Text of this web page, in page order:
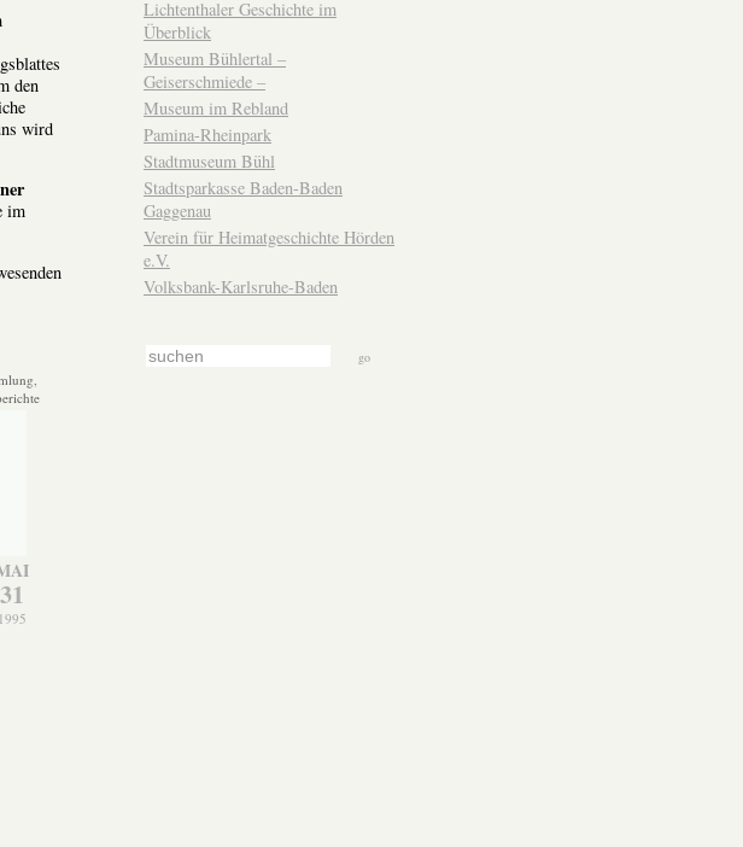
den
wird
im
,
31
1995
Lichtenthaler Geschichte im
Überblick
Museum Bühlertal –
Geiserschmiede –
Museum im Rebland
Pamina-Rheinpark
Stadtmuseum Bühl
Stadtsparkasse Baden-Baden
Gaggenau
Verein für Heimatgeschichte Hörden
e.V.
Volksbank-Karlsruhe-Baden